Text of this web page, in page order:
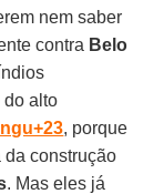
nem saber
contra Belo
do alto
, porque
da construção
. Mas eles já